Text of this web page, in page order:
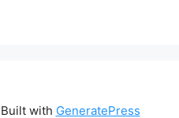
Built with GeneratePress